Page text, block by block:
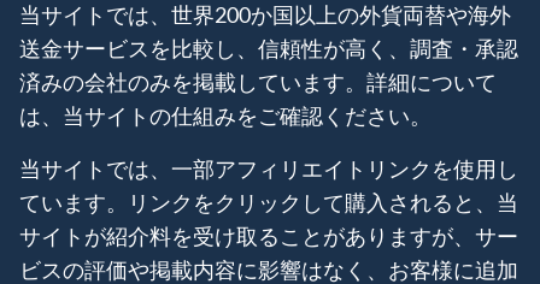
当サイトでは、世界200か国以上の外貨両替や海外
送金サービスを比較し、信頼性が高く、調査・承認
済みの会社のみを掲載しています。詳細について
は、当サイトの仕組みをご確認ください。
当サイトでは、一部アフィリエイトリンクを使用し
ています。リンクをクリックして購入されると、当
サイトが紹介料を受け取ることがありますが、サー
ビスの評価や掲載内容に影響はなく、お客様に追加